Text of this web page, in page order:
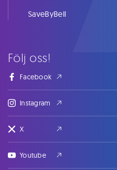
Följ oss!
Facebook
Instagram
X
Youtube
SaveByBell